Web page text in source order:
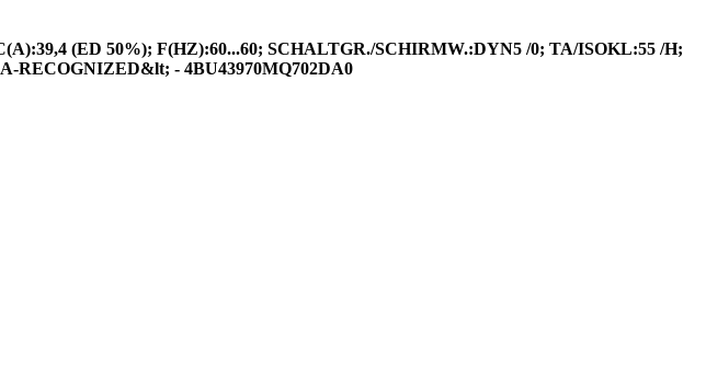
(ED 50%); F(HZ):60...60; SCHALTGR./SCHIRMW.:DYN5 /0; TA/ISOKL:55 /H;
RECOGNIZED&lt; - 4BU43970MQ702DA0